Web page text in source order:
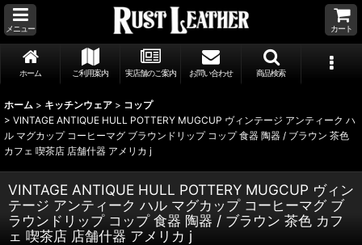
メニュー カート
ホーム ご利用案内 実店舗のご案内 お問い合わせ 商品検索
ホーム > キッチンウェア > コップ
> VINTAGE ANTIQUE HULL POTTERY MUGCUP ヴィンテージ アンティーク ハ
ル マグカップ コーヒーマグ ブラウンドリップ コップ 食器 陶器 / ブラウン 茶色
カフェ 喫茶店 店舗什器 アメリカ j
VINTAGE ANTIQUE HULL POTTERY MUGCUP ヴィン
テージ アンティーク ハル マグカップ コーヒーマグ ブ
ラウンドリップ コップ 食器 陶器 / ブラウン 茶色 カフ
ェ 喫茶店 店舗什器 アメリカ j